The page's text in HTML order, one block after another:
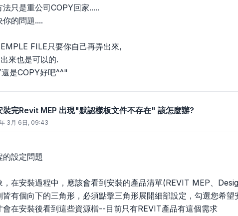
只是重公司COPY回家.....
的問題....
FILE只要你自己再弄出來,
來也是可以的.
是COPY好吧^^"
裝完Revit MEP 出現"默認樣板文件不存在" 該怎麼辦?
3月 6日, 09:43
的設定問題
，在安裝過程中，應該會看到安裝的產品清單(REVIT MEP、
皆有個向下的三角形，必須點擊三角形展開細部設定，勾選您希
會在安裝後看到這些資源檔--目前只有REVIT產品有這個需求